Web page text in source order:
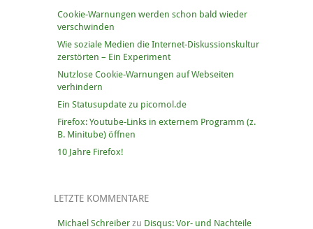
Cookie-Warnungen werden schon bald wieder
verschwinden
Wie soziale Medien die Internet-Diskussionskultur
zerstörten – Ein Experiment
Nutzlose Cookie-Warnungen auf Webseiten
verhindern
Ein Statusupdate zu picomol.de
Firefox: Youtube-Links in externem Programm (z.
B. Minitube) öffnen
10 Jahre Firefox!
LETZTE KOMMENTARE
Michael Schreiberzu Disqus: Vor- und Nachteile